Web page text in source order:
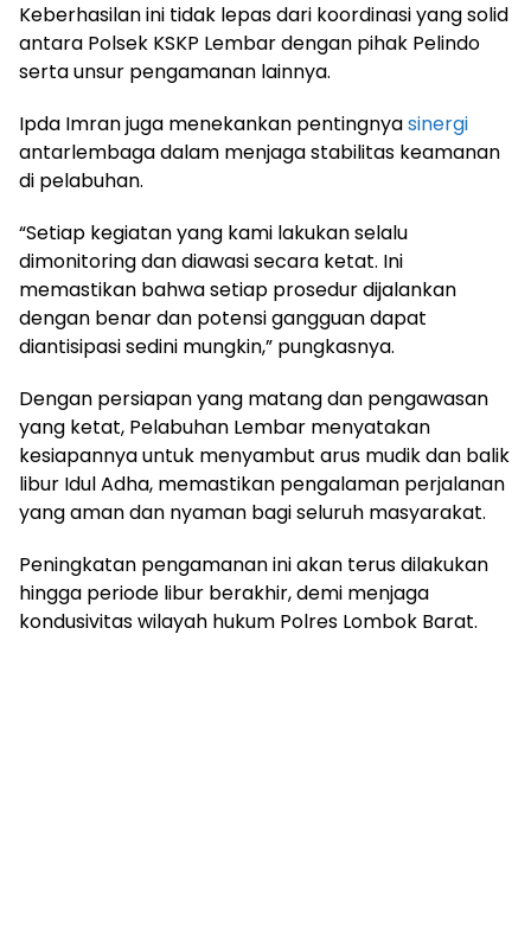
Keberhasilan ini tidak lepas dari koordinasi yang solid
antara Polsek KSKP Lembar dengan pihak Pelindo
serta unsur pengamanan lainnya.
Ipda Imran juga menekankan pentingnyasinergi
antarlembaga dalam menjaga stabilitas keamanan
di pelabuhan.
“Setiap kegiatan yang kami lakukan selalu
dimonitoring dan diawasi secara ketat. Ini
memastikan bahwa setiap prosedur dijalankan
dengan benar dan potensi gangguan dapat
diantisipasi sedini mungkin,” pungkasnya.
Dengan persiapan yang matang dan pengawasan
yang ketat, Pelabuhan Lembar menyatakan
kesiapannya untuk menyambut arus mudik dan balik
libur Idul Adha, memastikan pengalaman perjalanan
yang aman dan nyaman bagi seluruh masyarakat.
Peningkatan pengamanan ini akan terus dilakukan
hingga periode libur berakhir, demi menjaga
kondusivitas wilayah hukum Polres Lombok Barat.